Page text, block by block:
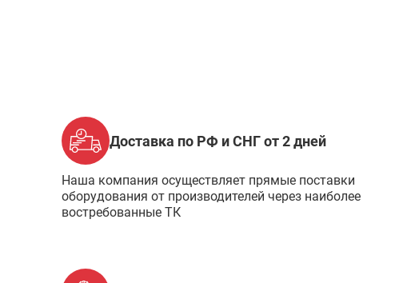
Доставка по РФ и СНГ от 2 дней
Наша компания осуществляет прямые поставки
оборудования от производителей через наиболее
востребованные ТК